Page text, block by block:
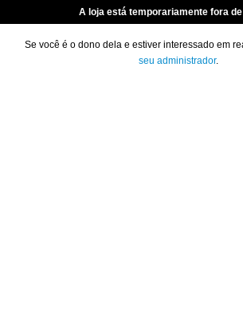
A loja está temporariamente fora
Se você é o dono dela e estiver interessado em
seu administrador.